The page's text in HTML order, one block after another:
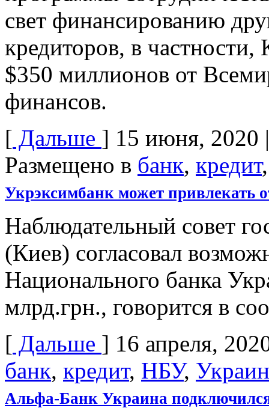
свет финансированию
кредиторов, в
$350 миллионов от
финансов.
[ Дальше ] 15 июня, 2020
Размещено в банк, кредит
Укрэксимбанк может привлекать
Наблюдательный совет
(Киев) согласовал
Национального банка
млрд.грн., говорится в
[ Дальше ] 16 апреля,
банк, кредит, НБУ,
Альфа-Банк Украина